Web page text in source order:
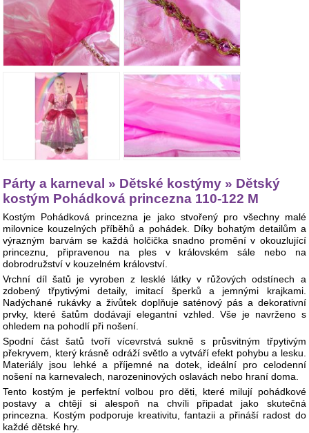
Párty a karneval » Dětské kostýmy » Dětský
kostým Pohádková princezna 110-122 M
Kostým Pohádková princezna je jako stvořený pro všechny malé
milovnice kouzelných příběhů a pohádek. Díky bohatým detailům a
výrazným barvám se každá holčička snadno promění v okouzlující
princeznu, připravenou na ples v královském sále nebo na
dobrodružství v kouzelném království.
Vrchní díl šatů je vyroben z lesklé látky v růžových odstínech a
zdobený třpytivými detaily, imitací šperků a jemnými krajkami.
Nadýchané rukávky a živůtek doplňuje saténový pás a dekorativní
prvky, které šatům dodávají elegantní vzhled. Vše je navrženo s
ohledem na pohodlí při nošení.
Spodní část šatů tvoří vícevrstvá sukně s průsvitným třpytivým
překryvem, který krásně odráží světlo a vytváří efekt pohybu a lesku.
Materiály jsou lehké a příjemné na dotek, ideální pro celodenní
nošení na karnevalech, narozeninových oslavách nebo hraní doma.
Tento kostým je perfektní volbou pro děti, které milují pohádkové
postavy a chtějí si alespoň na chvíli připadat jako skutečná
princezna. Kostým podporuje kreativitu, fantazii a přináší radost do
každé dětské hry.